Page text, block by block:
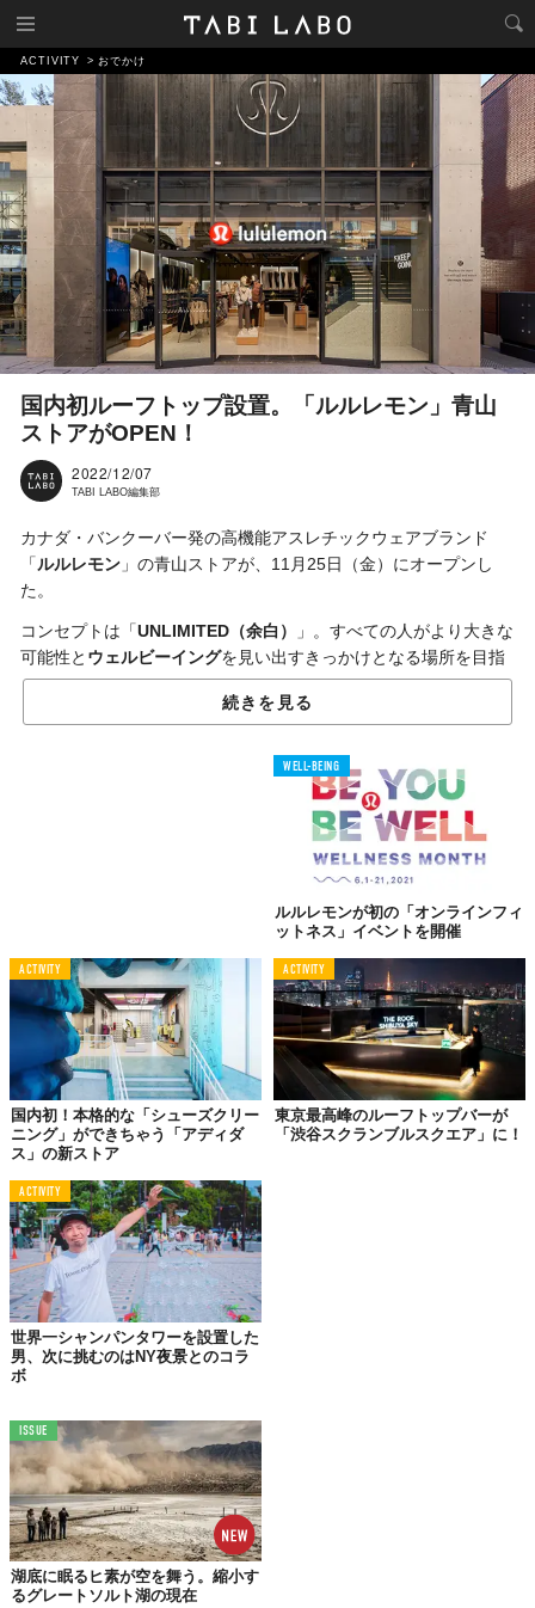
ACTIVITY おでかけ
国内初ルーフトップ設置。「ルルレモン」青山
ストアがOPEN！
2022/12/07
TABI LABO編集部
カナダ・バンクーバー発の高機能アスレチックウェアブランド
「ルルレモン 」の青山ストアが、11月25日（金）にオープンし
た。
コンセプトは「UNLIMITED（余白）
」。すべての人がより大きな
可能性と ウェルビーイングを見い出すきっかけとなる場所を目指
す。
そのポイントは、国内8店舗目にして初の設置となるルーフトップ
！汗を流して心と身体の総合的な健康を実現する、とい
うルルレモンのフィロソフィーに因んだ場所となっている。
また、1階にはプレミアムデイリーウェアライン「OTM（On The
」を中心に、先行発売の新商品やカプセルコレクション
などを展開。2階はヨガやランニング、ゴルフ、ハイキングなどさ
フラッグシップストアのような位置付けとして、積極的にブラン
ドメッセージを発信していくという。
近くを訪れた際は、ぜひ立ち寄ってみては？
『lululemonAoyama』
【住所】東京都港区南青山5-5-1
【営業時間】11時〜20時
続きを見る
WELL-BEING
ルルレモンが初の「オンラインフィ
ットネス」イベントを開催
ACTIVITY
国内初！本格的な「シューズクリー
ニング」ができちゃう「アディダ
ス」の新ストア
ACTIVITY
東京最高峰のルーフトップバーが
「渋谷スクランブルスクエア」に！
ACTIVITY
世界一シャンパンタワーを設置した
男、次に挑むのはNY夜景とのコラ
ボ
ISSUE
湖底に眠るヒ素が空を舞う。縮小す
るグレートソルト湖の現在